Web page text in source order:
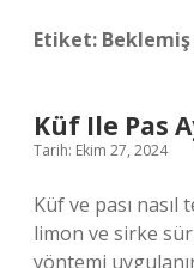
Etiket: Beklemiş
Küf Ile Pas
Tarih: Ekim 27, 2024
Küf ve pası
limon ve sirke
yöntemi